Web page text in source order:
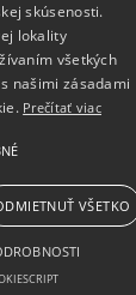
pre značky
XRAY a HUDY
INFO
TOVARU
na plnú
- 2026 © Xray-
obchodov -
skúsenosti.
lokality
všetkých
našimi zásadami
Prečítať viac
VŠETKO